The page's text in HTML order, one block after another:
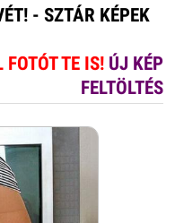
- SZTÁR KÉPEK
FOTÓT TE IS! ÚJ KÉP
FELTÖLTÉS